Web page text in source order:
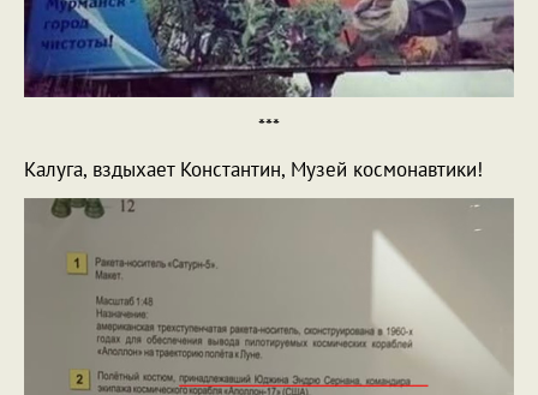
***
Калуга, вздыхает Константин, Музей космонавтики!